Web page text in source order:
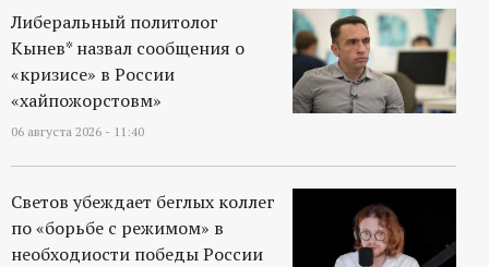
т
а
л
Либеральный политолог
Кынев* назвал сообщения о
«кризисе» в России
«хайпожорстовм»
06 августа 2026 - 11:40
Светов убеждает беглых коллег
по «борьбе с режимом» в
необходиости победы России